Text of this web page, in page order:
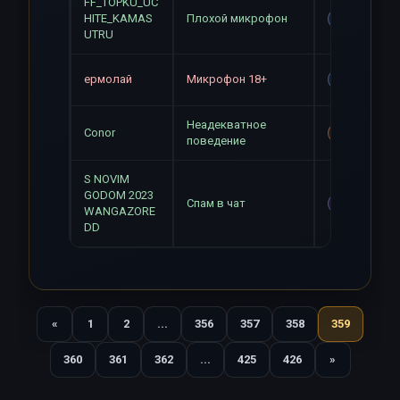
HITE_KAMAS
UTRU
Плохой микрофон
ермолай Микрофон 18+
Conor
Неадекватное
поведение
S NOVIM
GODOM 2023
WANGAZORE
DD
Спам в чат
«Назад1 2 ... 356 357 358 359
360 361 362 ... 425 426 »Вперед